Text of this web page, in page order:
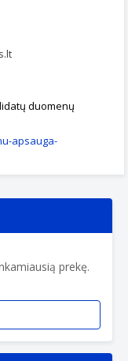
duomenų
apsauga-
prekę.